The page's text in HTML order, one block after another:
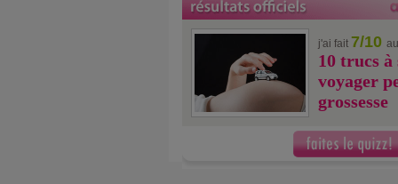
j'ai fait 7/10
10 trucs
voyager
grossesse